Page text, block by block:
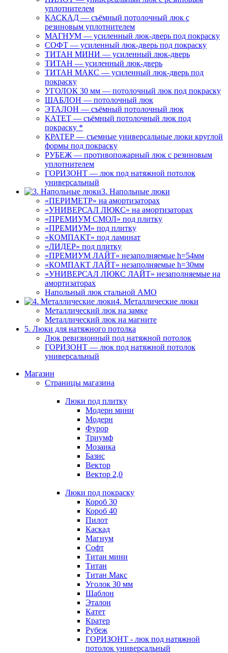
уплотнителем
КАСКАД — съёмный потолочный люк с
резиновым уплотнителем
МАГНУМ — усиленный люк-дверь под покраску
СОФТ — усиленный люк-дверь под покраску
ТИТАН МИНИ — усиленный люк-дверь
ТИТАН — усиленный люк-дверь
ТИТАН МАКС — усиленный люк-дверь под
покраску
УГОЛОК 30 мм — потолочный люк под покраску
ШАБЛОН — потолочный люк
ЭТАЛОН — съёмный потолочный люк
КАТЕТ — съёмный потолочный люк под
покраску *
КРАТЕР — съемные универсальные люки круглой
формы под покраску
РУБЕЖ — противопожарный люк с резиновым
уплотнителем
ГОРИЗОНТ — люк под натяжной потолок
универсальный
3. Напольные люки
«ПЕРИМЕТР» на амортизаторах
«УНИВЕРСАЛ ЛЮКС» на амортизаторах
«ПРЕМИУМ СМОЛ» под плитку
«ПРЕМИУМ» под плитку
«КОМПАКТ» под ламинат
«ЛИДЕР» под плитку
«ПРЕМИУМ ЛАЙТ» незаполняемые h=54мм
«КОМПАКТ ЛАЙТ» незаполняемые h=30мм
«УНИВЕРСАЛ ЛЮКС ЛАЙТ» незаполняемые на
амортизаторах
Напольный люк стальной АМО
4. Металлические люки
Металлический люк на замке
Металлический люк на магните
5. Люки для натяжного потолка
Люк ревизионный под натяжной потолок
ГОРИЗОНТ — люк под натяжной потолок
универсальный
Магазин
Страницы магазина
Люки под плитку
Модерн мини
Модерн
Фурор
Триумф
Мозаика
Базис
Вектор
Вектор 2,0
Люки под покраску
Короб 30
Короб 40
Пилот
Каскад
Магнум
Софт
Титан мини
Титан
Титан Макс
Уголок 30 мм
Шаблон
Эталон
Катет
Кратер
Рубеж
ГОРИЗОНТ - люк под натяжной
потолок универсальный